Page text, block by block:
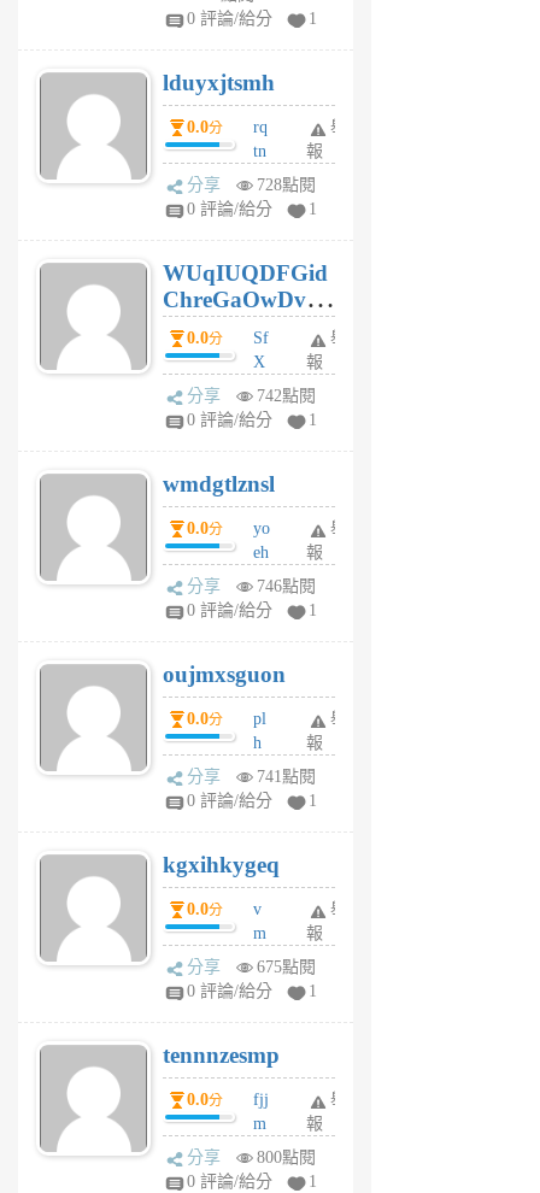
jl
月
前
0 評論/給分
1
lduyxjtsmh
0.0分
rq
tn
jt
gl
個
月
前
舉
報
分享
728點閱
0 評論/給分
1
WUqIUQDFGid
ChreGaOwDv
dY0.0分
Sf
X
Pe
Jc
R
P
m
v
A
V
個
月
前
舉
報
分享
742點閱
0 評論/給分
1
wmdgtlznsl
0.0分
yo
eh
ld
gy
個
月
前
舉
報
分享
746點閱
0 評論/給分
1
oujmxsguon
0.0分
pl
h
wi
w
6
個
月
前
舉
報
分享
741點閱
0 評論/給分
1
kgxihkygeq
0.0分
v
m
sg
sr
6
個
月
前
舉
報
分享
675點閱
0 評論/給分
1
tennnzesmp
0.0分
fjj
m
w
rs
舉
報
分享
800點閱
0 評論/給分
1